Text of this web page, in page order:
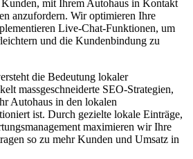
mit Ihrem Autohaus in Kontakt
anzufordern. Wir optimieren Ihre
Live-Chat-Funktionen, um
und die Kundenbindung zu
die Bedeutung lokaler
massgeschneiderte SEO-Strategien,
Autohaus in den lokalen
ist. Durch gezielte lokale Einträge,
maximieren wir Ihre
so zu mehr Kunden und Umsatz in